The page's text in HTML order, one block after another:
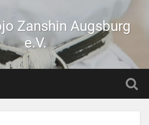
Zanshin Augsburg
e.V.